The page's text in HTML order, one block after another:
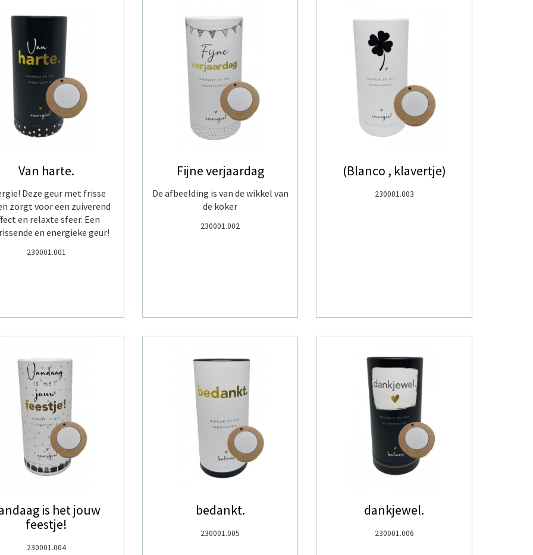
Van harte.
Deze geur met frisse
zorgt voor een zuiverend
en relaxte sfeer. Een
en energieke geur!
230001.001
Fijne verjaardag
De afbeelding is van de wikkel van
de koker
230001.002
(Blanco , klavertje)
230001.003
is het jouw
feestje!
230001.004
bedankt.
230001.005
dankjewel.
230001.006